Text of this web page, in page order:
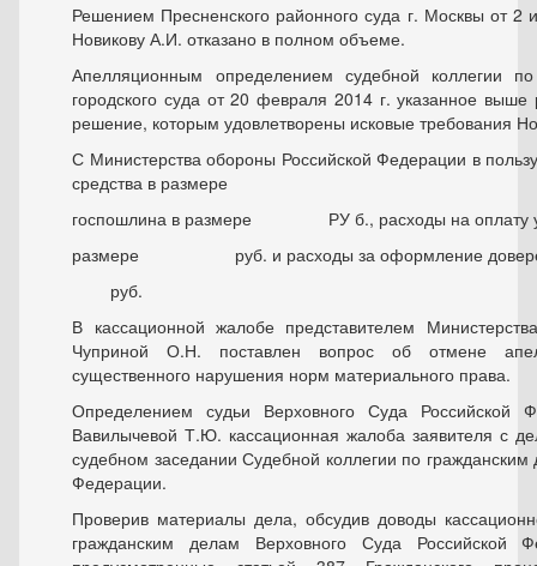
Решением Пресненского районного суда г. Москвы от 2
Новикову А.И. отказано в полном объеме.
Апелляционным определением судебной коллегии
городского суда от 20 февраля 2014 г. указанное
решение, которым удовлетворены исковые требования
С Министерства обороны Российской Федерации в
средства в размере
госпошлина в размере РУ б., расходы на оплату
размере руб. и расходы за оформление
руб.
В кассационной жалобе представителем
Чуприной О.Н. поставлен вопрос об отмене
существенного нарушения норм материального права.
Определением судьи Верховного Суда Российской
Вавилычевой Т.Ю. кассационная жалоба заявителя с
судебном заседании Судебной коллегии по
Федерации.
Проверив материалы дела, обсудив доводы
гражданским делам Верховного Суда Российской